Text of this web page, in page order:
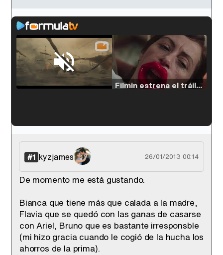
Loaded:
Filmin estrena el tráiler de 'Millennial Mal', su nueva comedia universitaria de la mano de Lorena Iglesias
'120 Minutos' celebra sus 2.000 programas en Telemadrid con un vídeo del día a día en la redacción
#1 kyzjames 26/01/2013 00:14
De momento me está gustando.
Bianca que tiene más que calada a la madre,
Flavia que se quedó con las ganas de casarse
con Ariel, Bruno que es bastante irresponsble
(mi hizo gracia cuando le cogió de la hucha los
ahorros de la prima).